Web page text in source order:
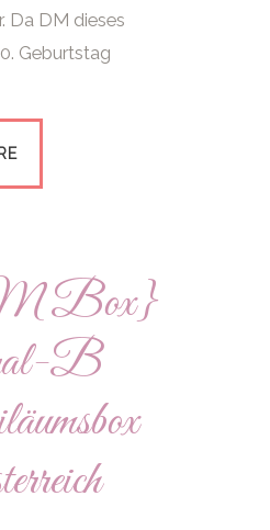
Da DM dieses
Geburtstag
Box}
B